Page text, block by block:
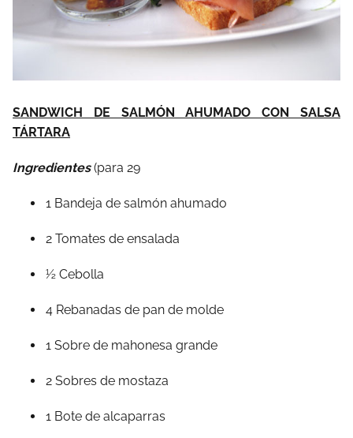
SANDWICH DE SALMÓN AHUMADO CON SALSA
TÁRTARA
Ingredientes(para 29
1 Bandeja de salmón ahumado
2 Tomates de ensalada
½ Cebolla
4 Rebanadas de pan de molde
1 Sobre de mahonesa grande
2 Sobres de mostaza
1 Bote de alcaparras